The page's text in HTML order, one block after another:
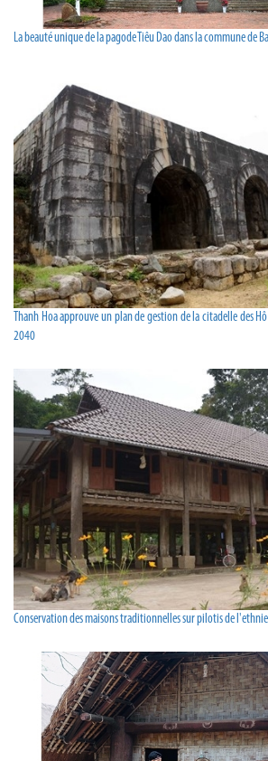
La beauté unique de la pagode Tiêu Dao dans la commune de
Thanh Hoa approuve un plan de gestion de la citadelle des
2040
Conservation des maisons traditionnelles sur pilotis de